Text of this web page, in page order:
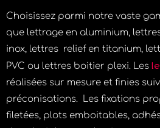
Choisissez parmi notre vaste
que lettrage en aluminium,
inox, lettres relief en titanium,
PVC ou lettres boitier plexi. Les
réalisées sur mesure et finies
préconisations. Les fixations
filetées, plots emboitables,